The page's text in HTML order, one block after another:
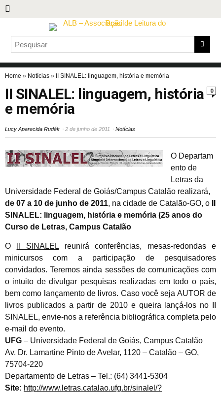
Home » Notícias » II SINALEL: linguagem, história e memória
0
II SINALEL: linguagem, história
e memória
Lucy Aparecida Rudék 2 de junho de 2011 Notícias
O Departam
ento de
Letras da
Universidade Federal de Goiás/Campus Catalão realizará,
de 07 a 10 de junho de 2011, na cidade de Catalão-GO, o
SINALEL: linguagem, história e memória (25 anos do
Curso de Letras, Campus Catalão
O II SINALEL reunirá conferências, mesas-redondas e
minicursos com a participação de pesquisadores
convidados. Teremos ainda sessões de comunicações com
o intuito de divulgar pesquisas realizadas em todo o país,
bem como lançamento de livros. Caso você seja AUTOR de
livros publicados a partir de 2010 e queira lançá-los no II
SINALEL, envie-nos a referência bibliográfica completa pelo
e-mail do evento.
UFG – Universidade Federal de Goiás, Campus Catalão
Av. Dr. Lamartine Pinto de Avelar, 1120 – Catalão – GO,
75704-220
Departamento de Letras – Tel.: (64) 3441-5304
Site: http://www.letras.catalao.ufg.br/sinalel/?